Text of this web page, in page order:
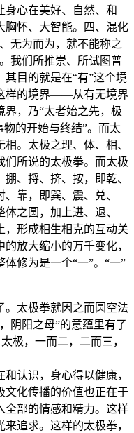
身心在美好、自然、和
胸怀、大智能。四、混化
无为而为，就不能称之
我们所推崇、所试图普
目的就是在“有”这个境
样的境界——从有无境界
界，乃“太者始之先，极
的开始与终结”。而太
。太极之理、体、相、
们所说的太极拳。而太极
、捋、挤、按，即乾、
靠，即巽、震、兑、
之圆，加上进、退、
，形成相生相克的互动关
放大缩小的万千变化，
修为是一个“一”。“一”
。太极拳就因之而圆空法
阴阳之母”的意蕴里有了
极，一而二，二而三，
认识，身心得以健康，
文化传播的价值也正在于
全部的情感和精力。这样
追求。这样的太极拳，